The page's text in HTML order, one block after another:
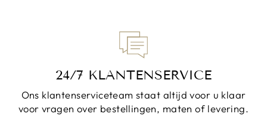
24/7 KLANTENSERVICE
Ons klantenserviceteam staat altijd voor u klaar
voor vragen over bestellingen, maten of levering.